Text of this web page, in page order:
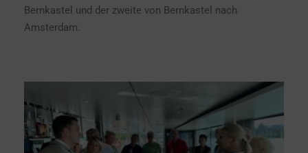
Bernkastel und der zweite von Bernkastel nach
Amsterdam.